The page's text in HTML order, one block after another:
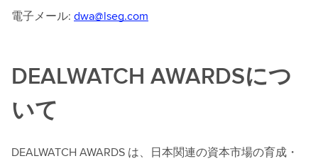
電子メール: dwa@lseg.com
DEALWATCH AWARDSにつ
いて
DEALWATCH AWARDS は、日本関連の資本市場の育成・